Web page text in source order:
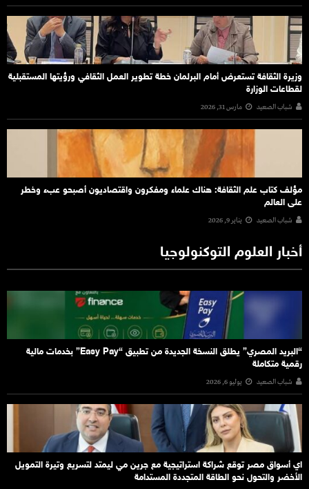
وزيرة الثقافة تستعرض أمام البرلمان خطة تطوير العمل الثقافي ورؤيتها المستقبلية
لقطاعات الوزارة
شباب الصعيد مارس 31, 2026
مؤلف كتاب علم الثقافة: هناك علماء ومفكرون واقتصاديون أصبحو عبء وخطر
على العالم
شباب الصعيد يناير 9, 2026
أخبار العلوم التوكنولوجيا
“البريد المصري” يطلق النسخة الجديدة من تطبيق “Easy Pay” بخدمات مالية
رقمية متكاملة
شباب الصعيد يوليو 6, 2026
اي أسواق مصر توقع شراكة استراتيجية مع جرين مي ليمتد لتسريع وتيرة التمويل
الأخضر والتحول نحو الطاقة المتجددة المستدامة